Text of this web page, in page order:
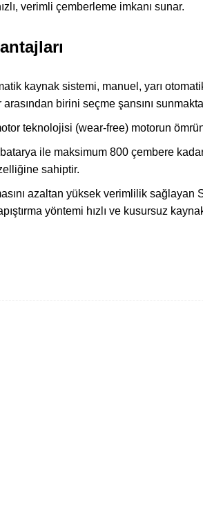
verimli çemberleme imkanı sunar.
kaynak sistemi, manuel, yarı
birini seçme şansını
teknolojisi (wear-free) motorun
ile maksimum 800 çembere
sahiptir.
azaltan yüksek verimlilik sağlayan
yöntemi hızlı ve kusursuz